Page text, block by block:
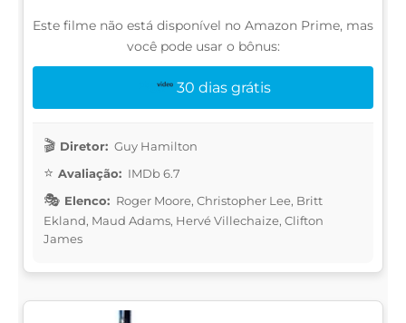
Este filme não está disponível no Amazon Prime, mas
você pode usar o bônus:
30 dias grátis
Diretor: Guy Hamilton
Avaliação: IMDb 6.7
Elenco: Roger Moore, Christopher Lee, Britt
Ekland, Maud Adams, Hervé Villechaize, Clifton
James